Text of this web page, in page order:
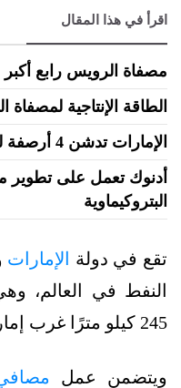
اقرأ في هذا المقال
مصفاة الرويس رابع
الطاقة الإنتاجية لمصفاة الرويس تبلغ
الإمارات تدشن 4 أرصفة للسفن في مصفاة الرويس
أدنوك تعمل على تطوير
البتروكيماوية
تقع في دولة الإمارات
النفط في العالم،
245 كيلو مترًا غرب إمارة أبو ظبي.
ويتضمن عمل